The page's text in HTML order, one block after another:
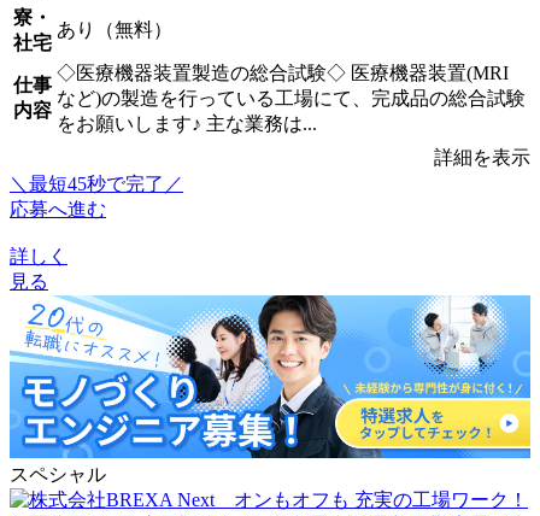
寮・
社宅
あり（無料）
仕事
内容
◇医療機器装置製造の総合試験◇ 医療機器装置(MRI
など)の製造を行っている工場にて、完成品の総合試験
をお願いします♪ 主な業務は...
詳細を表示
＼最短45秒で完了／
応募へ進む
詳しく
見る
スペシャル